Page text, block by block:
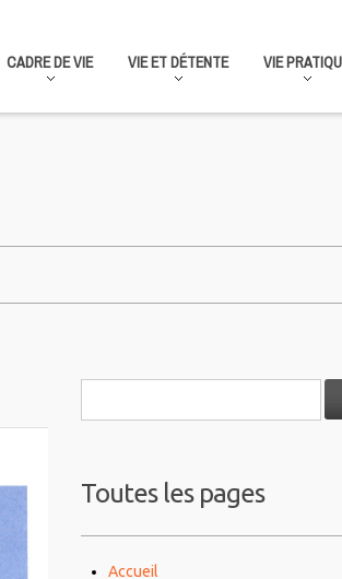
CADRE DE VIE VIE ET DÉTENTE VIE
Toutes les pages
Accueil